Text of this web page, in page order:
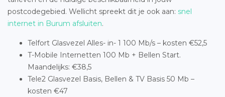
postcodegebied. Wellicht spreekt dit je ook aan: snel
internet in Burum afsluiten.
Telfort Glasvezel Alles- in- 1 100 Mb/s – kosten €52,5
T-Mobile Internetten 100 Mb + Bellen Start.
Maandelijks: €38,5
Tele2 Glasvezel Basis, Bellen & TV Basis 50 Mb –
kosten €47